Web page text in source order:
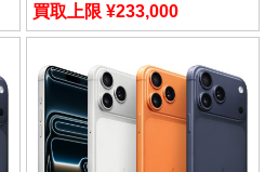
買取上限 ¥233,000